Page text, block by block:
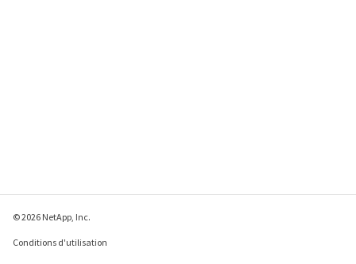
© 2026 NetApp, Inc.
Conditions d'utilisation